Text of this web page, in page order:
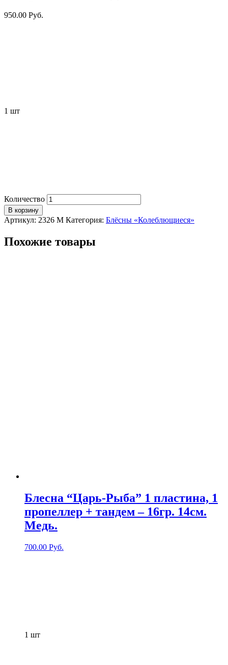
950.00 Руб.
1 шт
Количество
В корзину
Артикул: 2326 М Категория: Блёсны «Колеблющиеся»
Похожие товары
Блесна “Царь-Рыба” 1 пластина, 1
пропеллер + тандем – 16гр. 14см.
Медь.
700.00 Руб.
1 шт